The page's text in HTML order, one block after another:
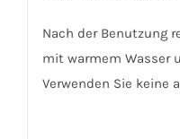
Nach der Benutzung
mit warmem Wasser
Verwenden Sie keine